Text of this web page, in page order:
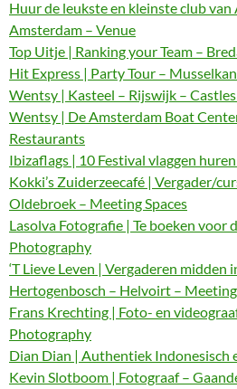
Huur de leukste en kleinste club van
Amsterdam – Venue
Top Uitje | Ranking your Team –
Hit Express | Party Tour –
Wentsy | Kasteel – Rijswijk –
Wentsy | De Amsterdam Boat
Restaurants
Ibizaflags | 10 Festival vlaggen
Kokki’s Zuiderzeecafé | Vergader/
Oldebroek – Meeting Spaces
Lasolva Fotografie | Te boeken voor
Photography
‘T Lieve Leven | Vergaderen midden
Hertogenbosch – Helvoirt – Meeting
Frans Krechting | Foto- en
Photography
Dian Dian | Authentiek Indonesisch
Kevin Slotboom | Fotograaf –